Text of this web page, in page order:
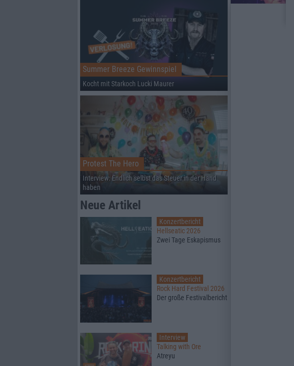
Summer Breeze Gewinnspiel
Kocht mit Starkoch Lucki Maurer
Protest The Hero
Interview: Endlich selbst das Steuer in der Hand
haben
Neue Artikel
Konzertbericht
Hellseatic 2026
Zwei Tage Eskapismus
Konzertbericht
Rock Hard Festival 2026
Der große Festivalbericht
Interview
Talking with Ore
Atreyu